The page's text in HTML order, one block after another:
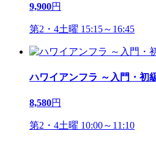
9,900円
第2・4土曜 15:15～16:45
ハワイアンフラ ～入門・初
8,580円
第2・4土曜 10:00～11:10